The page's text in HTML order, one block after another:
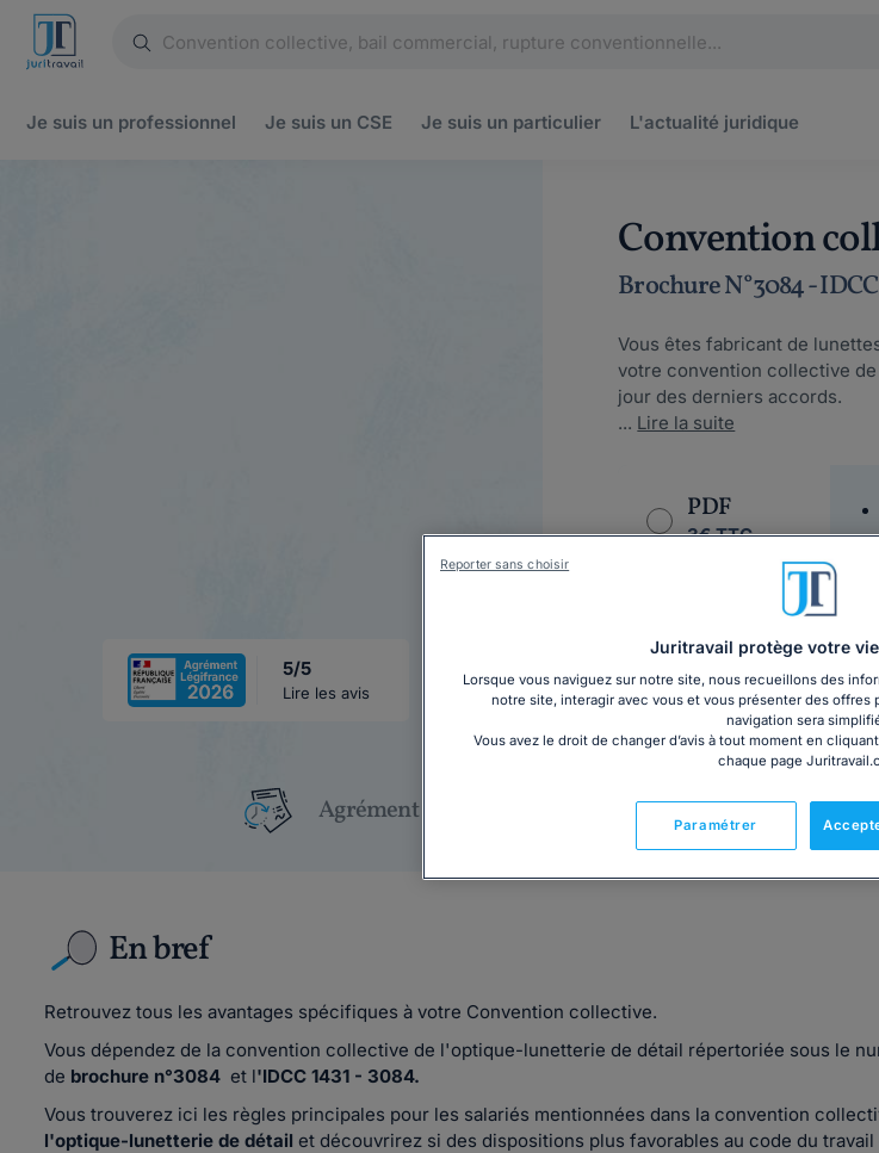
Je suis un professionnel Je suis un CSE Je suis un particulier L'actualité juridique
5/5
Lire les avis
Convention
Brochure N°3084 -
Vous êtes fabricant de
votre convention collective
jour des derniers accords.
... Lire la suite
PDF
3€ TTC
Livre + PDF
20,05€ TTC
Agrément Légifrance Fabriqué en
En bref
Retrouvez tous les avantages spécifiques à votre Convention collective.
Vous dépendez de la convention collective de l'optique-lunetterie de détail répertoriée sous le
de brochure n°3084 et l'IDCC 1431 - 3084.
Vous trouverez ici les règles principales pour les salariés mentionnées dans la convention
l'optique-lunetterie de détail et découvrirez si des dispositions plus favorables au code du
Juritravail protège votre
Lorsque vous naviguez sur notre site, nous recueillons des
notre site, interagir avec vous et vous présenter des offres
navigation sera
Vous avez le droit de changer d’avis à tout moment en
chaque page
Paramétrer
Reporter sans choisir